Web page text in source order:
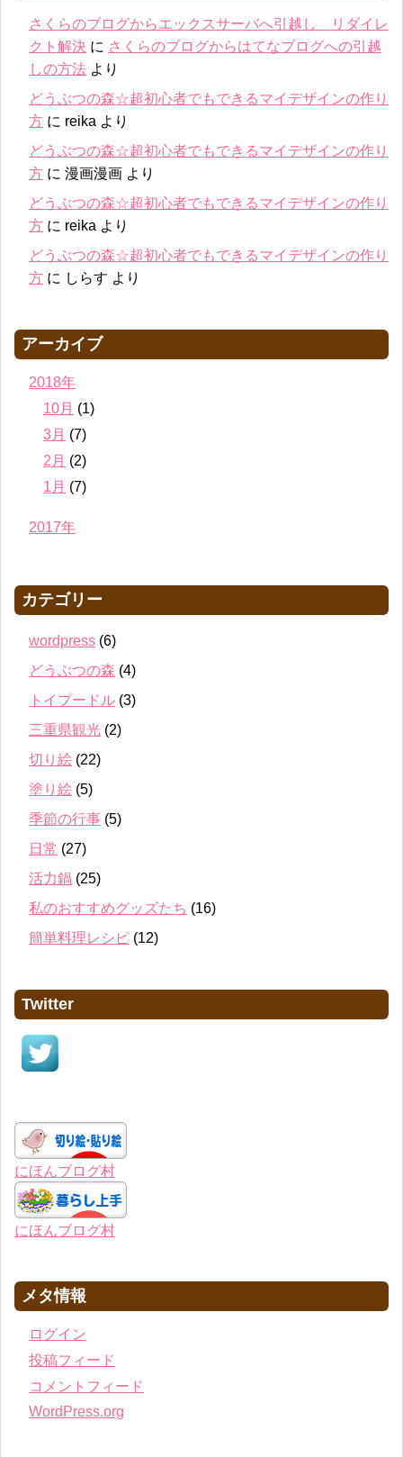
さくらのブログからエックスサーバへ引越し リダイレ
クト解決 に さくらのブログからはてなブログへの引越
しの方法 より
どうぶつの森☆超初心者でもできるマイデザインの作り
方 に reika より
どうぶつの森☆超初心者でもできるマイデザインの作り
方 に 漫画漫画 より
どうぶつの森☆超初心者でもできるマイデザインの作り
方 に reika より
どうぶつの森☆超初心者でもできるマイデザインの作り
方 に しらす より
アーカイブ
2018年
10月 (1)
3月 (7)
2月 (2)
1月 (7)
2017年
カテゴリー
wordpress (6)
どうぶつの森 (4)
トイプードル (3)
三重県観光 (2)
切り絵 (22)
塗り絵 (5)
季節の行事 (5)
日常 (27)
活力鍋 (25)
私のおすすめグッズたち (16)
簡単料理レシピ (12)
Twitter
にほんブログ村
にほんブログ村
メタ情報
ログイン
投稿フィード
コメントフィード
WordPress.org